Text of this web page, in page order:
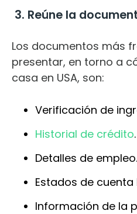
3. Reúne la
Los documentos más
presentar, en torno a
casa en USA, son:
Verificación de
Historial de crédito.
Detalles de empleo.
Estados de
Información de la